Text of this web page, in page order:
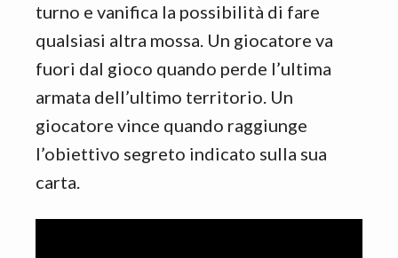
turno e vanifica la possibilità di fare
qualsiasi altra mossa. Un giocatore va
fuori dal gioco quando perde l’ultima
armata dell’ultimo territorio. Un
giocatore vince quando raggiunge
l’obiettivo segreto indicato sulla sua
carta.